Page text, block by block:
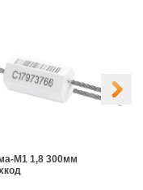
М1 1,8 300мм